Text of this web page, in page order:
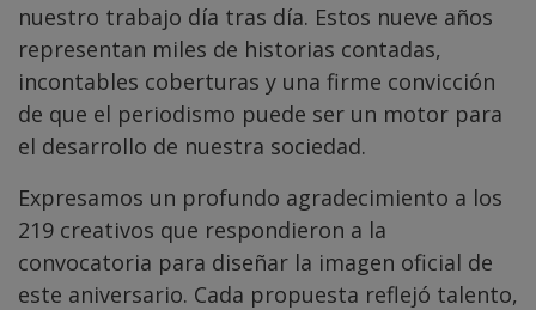
nuestro trabajo día tras día. Estos nueve años
representan miles de historias contadas,
incontables coberturas y una firme convicción
de que el periodismo puede ser un motor para
el desarrollo de nuestra sociedad.
Expresamos un profundo agradecimiento a los
219 creativos que respondieron a la
convocatoria para diseñar la imagen oficial de
este aniversario. Cada propuesta reflejó talento,